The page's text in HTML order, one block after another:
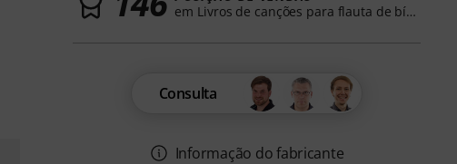
em Livros de canções para flauta de bísel
Consulta
Informação do fabricante